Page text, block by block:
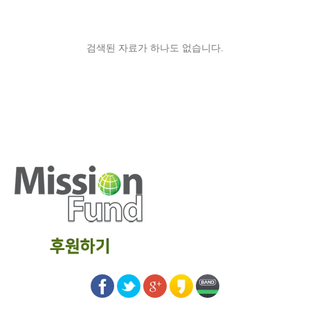
검색된 자료가 하나도 없습니다.